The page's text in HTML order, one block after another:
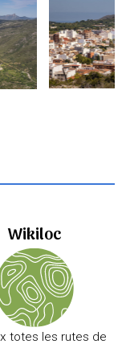
Wikiloc
totes les rutes de